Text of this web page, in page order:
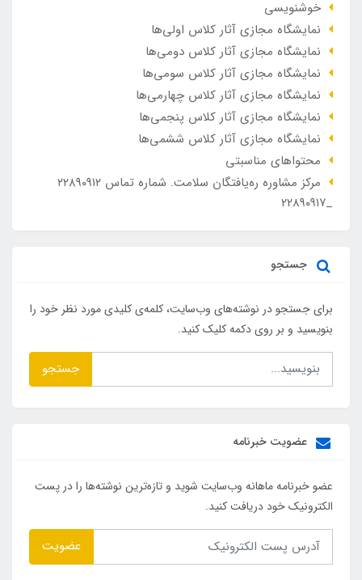
خوشنویسی
نمایشگاه مجازی آثار کلاس اولی‌ها
نمایشگاه مجازی آثار کلاس دومی‌ها
نمایشگاه مجازی آثار کلاس سومی‌ها
نمایشگاه مجازی آثار کلاس چهارمی‌ها
نمایشگاه مجازی آثار کلاس پنجمی‌ها
نمایشگاه مجازی آثار کلاس ششمی‌ها
محتواهای مناسبتی
مرکز مشاوره ره‌یافتگان سلامت. شماره تماس ۲۲۸۹۰۹۱۲
_۲۲۸۹۰۹۱۷
جستجو
برای جستجو در نوشته‌های وب‌سایت، کلمه‌ی کلیدی مورد نظر خود را
بنویسید و بر روی دکمه کلیک کنید.
جستجو
عضویت خبرنامه
عضو خبرنامه ماهانه وب‌سایت شوید و تازه‌ترین نوشته‌ها را در پست
الکترونیک خود دریافت کنید.
عضویت